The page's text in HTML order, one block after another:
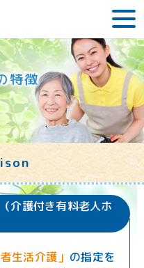
特徴
介護付き有料老人ホ
生活介護」 の指定を